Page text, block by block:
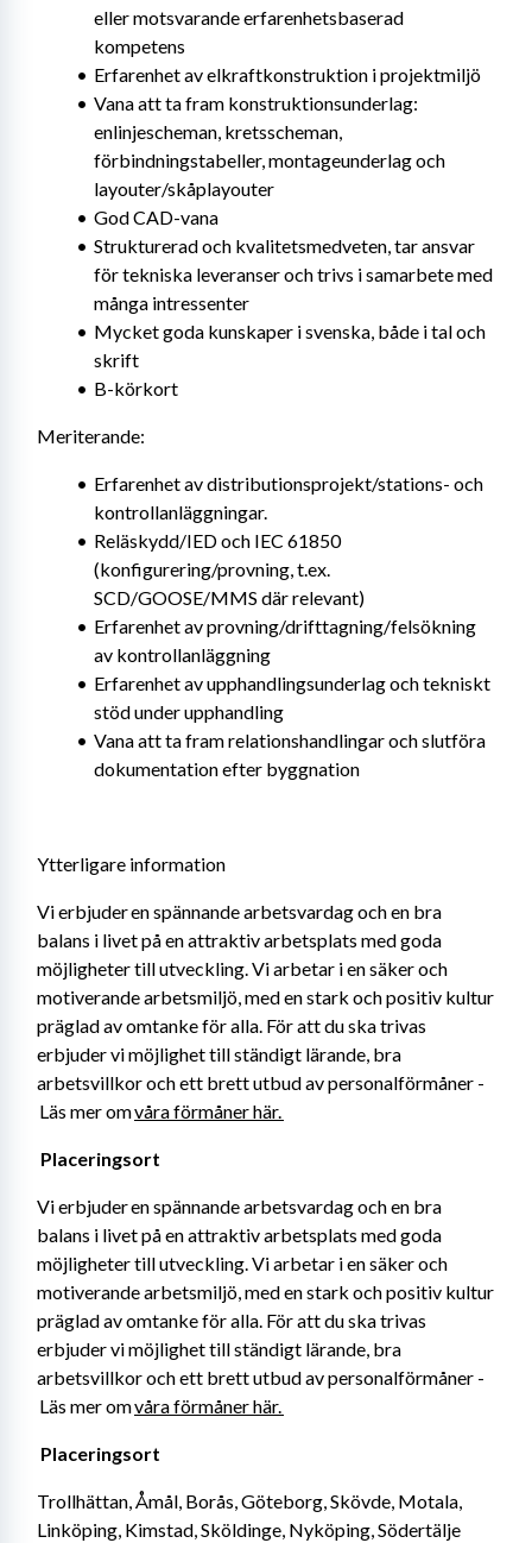
eller motsvarande erfarenhetsbaserad
kompetens
Erfarenhet av elkraftkonstruktion i projektmiljö
Vana att ta fram konstruktionsunderlag:
enlinjescheman, kretsscheman,
förbindningstabeller, montageunderlag och
layouter/skåplayouter
God CAD-vana
Strukturerad och kvalitetsmedveten, tar ansvar
för tekniska leveranser och trivs i samarbete med
många intressenter
Mycket goda kunskaper i svenska, både i tal och
skrift
B-körkort
Meriterande:
Erfarenhet av distributionsprojekt/stations- och
kontrollanläggningar.
Reläskydd/IED och IEC 61850
(konfigurering/provning, t.ex.
SCD/GOOSE/MMS där relevant)
Erfarenhet av provning/drifttagning/felsökning
av kontrollanläggning
Erfarenhet av upphandlingsunderlag och tekniskt
stöd under upphandling
Vana att ta fram relationshandlingar och slutföra
dokumentation efter byggnation
Ytterligare information
Vi erbjuder en spännande arbetsvardag och en bra
balans i livet på en attraktiv arbetsplats med goda
möjligheter till utveckling. Vi arbetar i en säker och
motiverande arbetsmiljö, med en stark och positiv kultur
präglad av omtanke för alla. För att du ska trivas
erbjuder vi möjlighet till ständigt lärande, bra
arbetsvillkor och ett brett utbud av personalförmåner -
Läs mer om våra förmåner här.
Placeringsort
Vi erbjuder en spännande arbetsvardag och en bra
balans i livet på en attraktiv arbetsplats med goda
möjligheter till utveckling. Vi arbetar i en säker och
motiverande arbetsmiljö, med en stark och positiv kultur
präglad av omtanke för alla. För att du ska trivas
erbjuder vi möjlighet till ständigt lärande, bra
arbetsvillkor och ett brett utbud av personalförmåner -
Läs mer om våra förmåner här.
Placeringsort
Trollhättan, Åmål, Borås, Göteborg, Skövde, Motala,
Linköping, Kimstad, Sköldinge, Nyköping, Södertälje